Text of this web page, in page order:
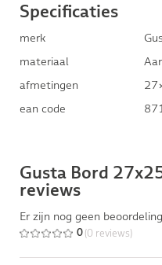
Specificaties
merk
materiaal
afmetingen
ean code
Gusta Bord
reviews
Er zijn nog geen
0 (0 reviews)